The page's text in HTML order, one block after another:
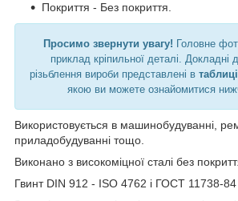
Покриття - Без покриття.
Просимо звернути увагу! Головне
приклад кріпильної деталі. Докладні
різьблення вироби представлені в
якою ви можете ознайомитися
Використовується в машинобудуванні,
приладобудуванні тощо.
Виконано з високоміцної сталі без
Гвинт DIN 912 - ISO 4762 і ГОСТ 11738-84